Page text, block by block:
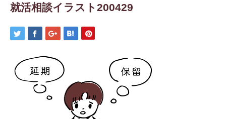
就活相談イラスト200429